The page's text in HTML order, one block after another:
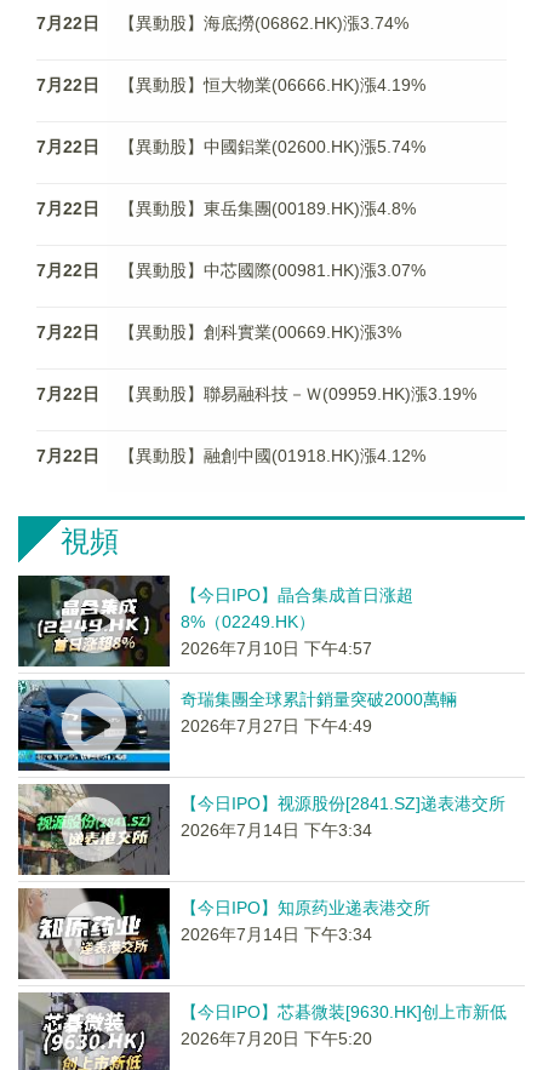
7月22日 【異動股】海底撈(06862.HK)漲3.74%
7月22日 【異動股】恒大物業(06666.HK)漲4.19%
7月22日 【異動股】中國鋁業(02600.HK)漲5.74%
7月22日 【異動股】東岳集團(00189.HK)漲4.8%
7月22日 【異動股】中芯國際(00981.HK)漲3.07%
7月22日 【異動股】創科實業(00669.HK)漲3%
7月22日 【異動股】聯易融科技－Ｗ(09959.HK)漲3.19%
7月22日 【異動股】融創中國(01918.HK)漲4.12%
視頻
【今日IPO】晶合集成首日涨超
8%（02249.HK）
2026年7月10日 下午4:57
奇瑞集團全球累計銷量突破2000萬輛
2026年7月27日 下午4:49
【今日IPO】视源股份[2841.SZ]递表港交所
2026年7月14日 下午3:34
【今日IPO】知原药业递表港交所
2026年7月14日 下午3:34
【今日IPO】芯碁微装[9630.HK]创上市新低
2026年7月20日 下午5:20